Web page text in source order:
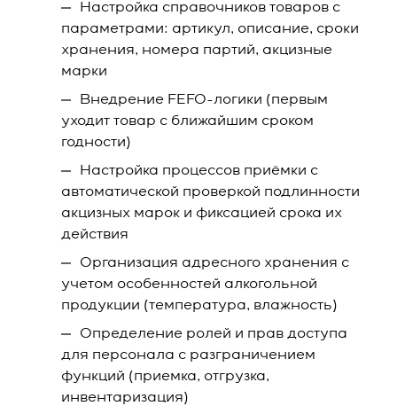
Настройка справочников товаров с
параметрами: артикул, описание, сроки
хранения, номера партий, акцизные
марки
Внедрение FEFO-логики (первым
уходит товар с ближайшим сроком
годности)
Настройка процессов приёмки с
автоматической проверкой подлинности
акцизных марок и фиксацией срока их
действия
Организация адресного хранения с
учетом особенностей алкогольной
продукции (температура, влажность)
Определение ролей и прав доступа
для персонала с разграничением
функций (приемка, отгрузка,
инвентаризация)